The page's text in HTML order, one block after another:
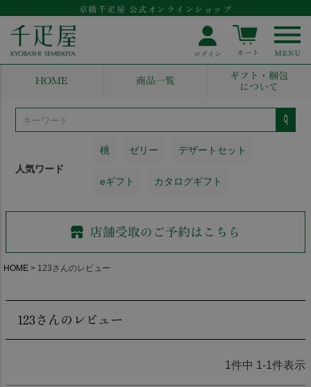
京橋千疋屋 公式オンラインショップ
HOME 商品一覧
ギフト・梱包
について
人気ワード
桃 ゼリー デザートセット
eギフト カタログギフト
HOME 123さんのレビュー
123さんのレビュー
1 件中 1 -1 件表示